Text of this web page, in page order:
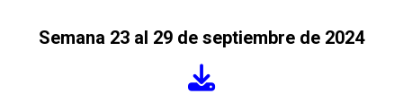
Semana 23 al 29 de septiembre de 2024